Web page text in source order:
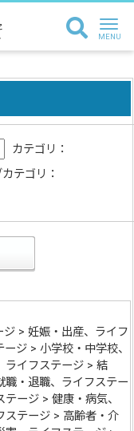
カテゴリ：
テゴリ：
> 妊娠・出産、ライフ
ジ > 小学校・中学校、
ライフステージ > 結
職・退職、ライフステー
ージ > 健康・病気、
ステージ > 高齢者・介